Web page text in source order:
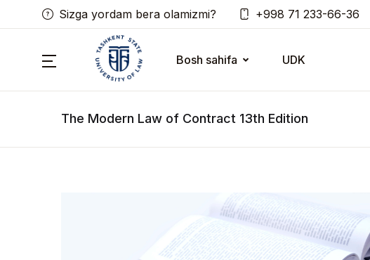
Sizga yordam bera olamizmi? +998 71 233-66-36
Bosh sahifa UDK
The Modern Law of Contract 13th Edition